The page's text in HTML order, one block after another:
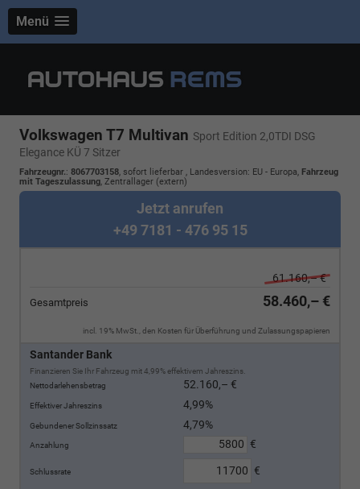
Menü
Volkswagen T7 Multivan Sport Edition 2,0TDI DSG
Elegance KÜ 7 Sitzer
Fahrzeugnr.: 8067703158, sofort lieferbar , Landesversion: EU - Europa, Fahrzeug
mit Tageszulassung, Zentrallager (extern)
Jetzt anrufen
+49 7181 - 476 95 15
61.160,– €
Gesamtpreis 58.460,– €
incl. 19% MwSt., den Kosten für Überführung und Zulassungspapieren
Santander Bank
Finanzieren Sie Ihr Fahrzeug mit 4,99% effektivem Jahreszins.
Nettodarlehensbetrag
52.160,– €
Effektiver Jahreszins 4,99%
Gebundener Sollzinssatz 4,79%
Anzahlung €
Schlussrate €